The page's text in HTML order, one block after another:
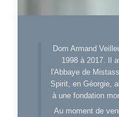
Dom Armand
1998 à 2017. Il
l'Abbaye de
Spirit, en Géorgie,
à une fondation
Au moment de